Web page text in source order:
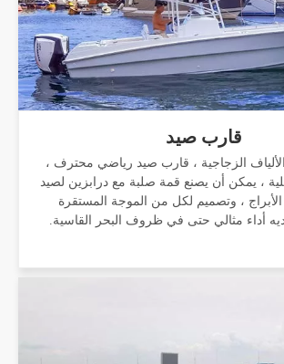
قارب صيد
الزجاجية ، قارب صيد رياضي محترف ،
، يمكن أن يصنع قمة صلبة مع درابزين لصيد
، وتصميم لكل من الموجة المستقرة
أداء مثالي حتى في ظروف البحر القاسية.